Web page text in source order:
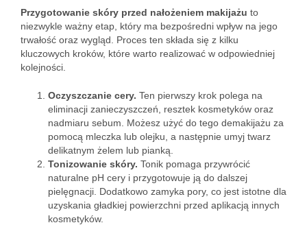
Przygotowanie skóry przed nałożeniem makijażu to
niezwykle ważny etap, który ma bezpośredni wpływ na jego
trwałość oraz wygląd. Proces ten składa się z kilku
kluczowych kroków, które warto realizować w odpowiedniej
kolejności.
Oczyszczanie cery. Ten pierwszy krok polega na
eliminacji zanieczyszczeń, resztek kosmetyków oraz
nadmiaru sebum. Możesz użyć do tego demakijażu za
pomocą mleczka lub olejku, a następnie umyj twarz
delikatnym żelem lub pianką.
Tonizowanie skóry. Tonik pomaga przywrócić
naturalne pH cery i przygotowuje ją do dalszej
pielęgnacji. Dodatkowo zamyka pory, co jest istotne dla
uzyskania gładkiej powierzchni przed aplikacją innych
kosmetyków.